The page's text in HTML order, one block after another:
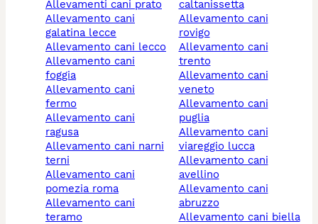
allevamenti cani prato
allevamento cani
galatina lecce
allevamento cani lecco
allevamento cani
foggia
allevamento cani
fermo
allevamento cani
ragusa
allevamento cani narni
terni
allevamento cani
pomezia roma
allevamento cani
teramo
caltanissetta
allevamento cani
rovigo
allevamento cani
trento
allevamento cani
veneto
allevamento cani
puglia
allevamento cani
viareggio lucca
allevamento cani
avellino
allevamento cani
abruzzo
allevamento cani biella